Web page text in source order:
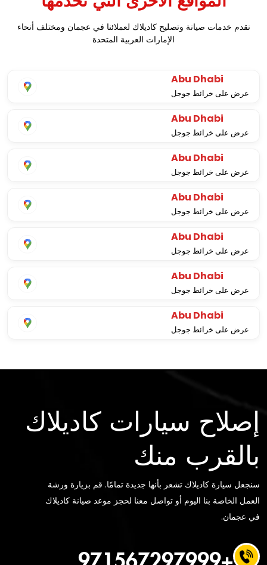
نقدم خدمات صيانة وتصليح كاديلاك لعملائنا في عجمان ومختلف أنحاء
الإمارات العربية المتحدة
Abu Dhabi
عرض على خرائط جوجل
Abu Dhabi
عرض على خرائط جوجل
Abu Dhabi
عرض على خرائط جوجل
Abu Dhabi
عرض على خرائط جوجل
Abu Dhabi
عرض على خرائط جوجل
Abu Dhabi
عرض على خرائط جوجل
Abu Dhabi
عرض على خرائط جوجل
إصلاح سيارات كاديلاك
بالقرب منك
سنجعل سيارة كاديلاك تشعر بأنها جديدة تمامًا. قم بزيارة ورشة
العمل الخاصة بنا اليوم أو تواصل معنا لحجز موعد صيانة كاديلاك
في عجمان.
+971567297999